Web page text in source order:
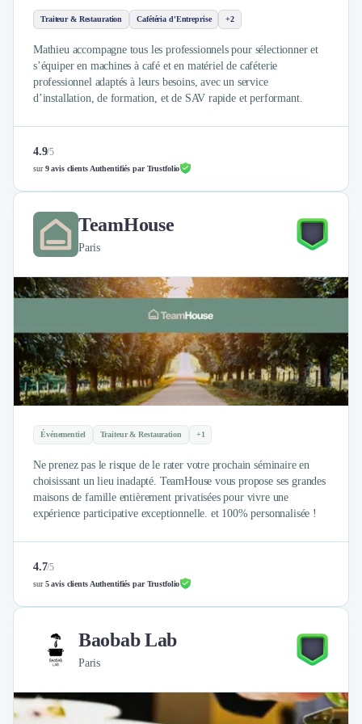
Réalité Virtuelle (VR)
Déménagement
Impression
Logistique
Conception & Aménagement de Bureaux
Sourcing et Imports
Office Management
Développement à l'international
Accélérateurs et incubateurs
Gestion Immobilière
Courtage en Energie
Désinfection & décontamination
Nettoyage & Ménage
Clubs & Réseaux Professionnels
Espaces de Coworking
Traiteur & Restauration Cafétéria d'Entreprise +2
Mathieu accompagne tous les professionnels pour sélectionner et
s’équiper en machines à café et en matériel de caféterie
professionnel adaptés à leurs besoins, avec un service
d’installation, de formation, et de SAV rapide et performant.
4.9/5
sur9 avis clients Authentifiés par Trustfolio
TeamHouse
Paris
Événementiel Traiteur & Restauration +1
Ne prenez pas le risque de le rater votre prochain séminaire en
choisissant un lieu inadapté. TeamHouse vous propose ses grandes
maisons de famille entièrement privatisées pour vivre une
expérience participative exceptionnelle. et 100% personnalisée !
4.7/5
sur5 avis clients Authentifiés par Trustfolio
Baobab Lab
Paris